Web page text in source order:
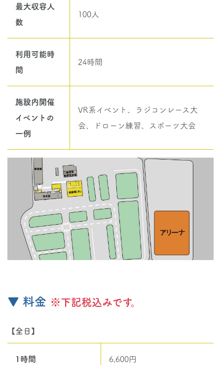
最大収容人
数
100人
利用可能時
間
24時間
施設内開催
イベントの
一例
VR系イベント、ラジコンレース大
会、ドローン練習、スポーツ大会
▼ 料金 ※下記税込みです。
【全日】
1時間 6,600円